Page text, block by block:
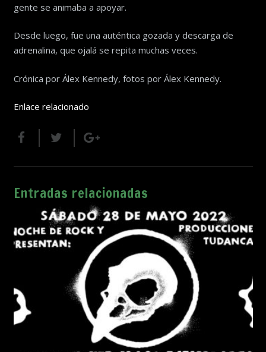
gente se animaba a apoyar.
Desde luego, fue una auténtica gozada y descarga de
adrenalina, que ojalá se repita muchas veces.
Crónica por Álex Kennedy, fotos por Álex Kennedy.
Enlace relacionado
Entradas relacionadas